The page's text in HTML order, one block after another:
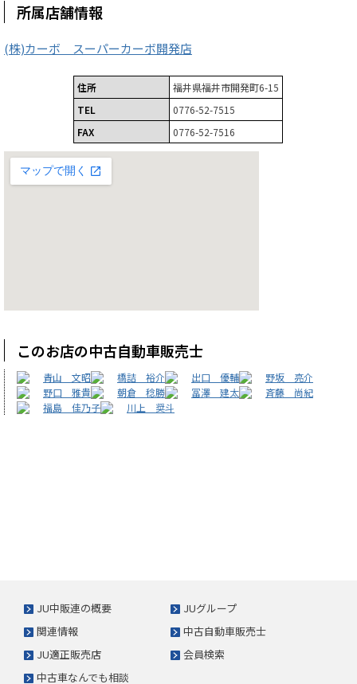
所属店舗情報
(株)カーボ スーパーカーボ開発店
住所
福井県福井市開発町6-15
TEL
0776-52-7515
FAX
0776-52-7516
このお店の中古自動車販売士
青山 文昭 橋詰 裕介 出口 優輔
野坂 亮介
野口 雅貴
朝倉 稔勝 冨澤 建太
斉藤 尚紀
福島 佳乃子
川上 奨斗
JU中販連の概要
JUグループ
関連情報
中古自動車販売士
JU適正販売店
会員検索
中古車なんでも相談